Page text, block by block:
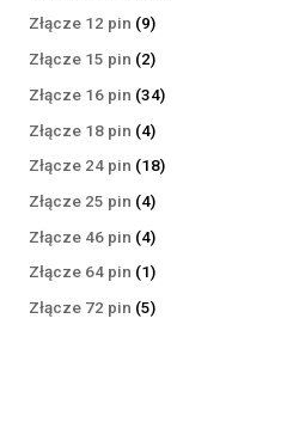
Złącze 12 pin 99
produktów
Złącze 15 pin 22
produkty
Złącze 16 pin 3434
Złącze 18 pin 44
produkty
Złącze 24 pin 1818
Złącze 25 pin 44
produkty
Złącze 46 pin 44
produkty
Złącze 64 pin 11
produkt
Złącze 72 pin 55